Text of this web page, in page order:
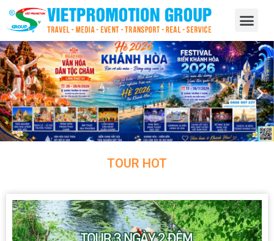
TOUR HOT